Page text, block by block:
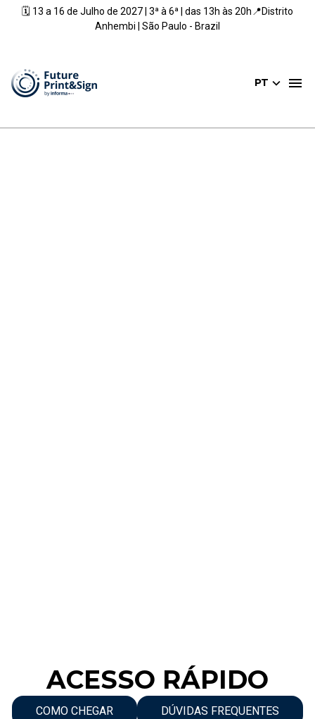
🗓️ 13 a 16 de Julho de 2027 | 3ª à 6ª | das 13h às 20h📍Distrito
Anhembi | São Paulo - Brazil
PT
ACESSO RÁPIDO
COMO CHEGAR DÚVIDAS FREQUENTES